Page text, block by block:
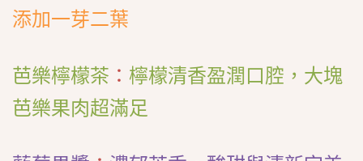
添加一芽二葉
芭樂檸檬茶 ： 檸檬清香盈潤口腔，大塊
芭樂果肉超滿足